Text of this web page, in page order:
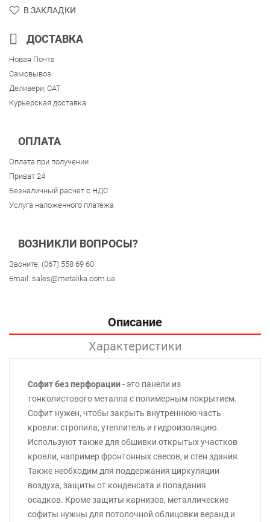
В ЗАКЛАДКИ
ДОСТАВКА
Новая Почта
Самовывоз
Деливери, CAT
Курьерская доставка
ОПЛАТА
Оплата при получении
Приват 24
Безналичный расчет с НДС
Услуга наложенного платежа
ВОЗНИКЛИ ВОПРОСЫ?
Звоните: (067) 558 69 60
Email: sales@metalika.com.ua
Описание
Характеристики
Софит без перфорации- это панели из
тонколистового металла с полимерным покрытием.
Софит нужен, чтобы закрыть внутреннюю часть
кровли: стропила, утеплитель и гидроизоляцию.
Используют также для обшивки открытых участков
кровли, например фронтонных свесов, и стен здания.
Также необходим для поддержания циркуляции
воздуха, защиты от конденсата и попадания
осадков. Кроме защиты карнизов, металлические
софиты нужны для потолочной облицовки веранд и